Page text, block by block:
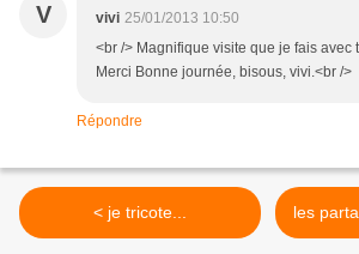
V vivi 25/01/2013 10:50
<br /> Magnifique visite que je fais avec
Merci Bonne journée, bisous, vivi.<br />
Répondre
< je tricote...